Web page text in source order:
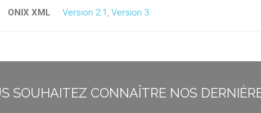
ONIX XML
Version 2.1 Version 3
SOUHAITEZ CONNAÎTRE NOS